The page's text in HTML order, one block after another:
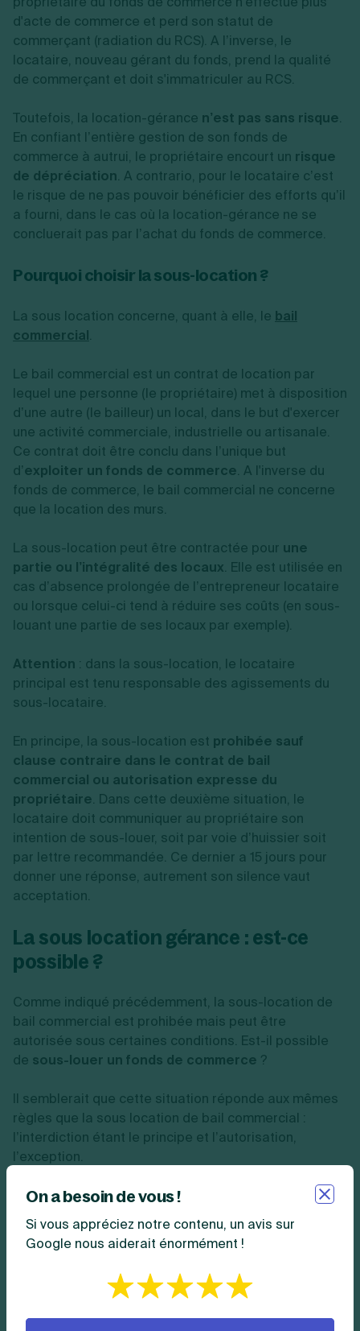
d'acte de commerce et perd son statut de
commerçant (radiation du RCS). A l’inverse, le
locataire, nouveau gérant du fonds, prend la qualité
de commerçant et doit s'immatriculer au RCS.
Toutefois, la location-gérance n’est pas sans risque.
En confiant l’entière gestion de son fonds de
commerce à autrui, le propriétaire encourt un risque
de dépréciation. A contrario, pour le locataire c’est
le risque de ne pas pouvoir bénéficier des efforts qu’il
a fourni, dans le cas où la location-gérance ne se
concluerait pas par l’achat du fonds de commerce.
Pourquoi choisir la sous-location ?
La sous location concerne, quant à elle, le bail
commercial.
Le bail commercial est un contrat de location par
lequel une personne (le propriétaire) met à disposition
d’une autre (le bailleur) un local, dans le but d'exercer
une activité commerciale, industrielle ou artisanale.
Ce contrat doit être conclu dans l’unique but
d’exploiter un fonds de commerce. A l'inverse du
fonds de commerce, le bail commercial ne concerne
que la location des murs.
La sous-location peut être contractée pour une
partie ou l’intégralité des locaux. Elle est utilisée en
cas d’absence prolongée de l’entrepreneur locataire
ou lorsque celui-ci tend à réduire ses coûts (en sous-
louant une partie de ses locaux par exemple).
Attention : dans la sous-location, le locataire
principal est tenu responsable des agissements du
sous-locataire.
En principe, la sous-location est prohibée sauf
clause contraire dans le contrat de bail
commercial ou autorisation expresse du
propriétaire. Dans cette deuxième situation, le
locataire doit communiquer au propriétaire son
intention de sous-louer, soit par voie d’huissier soit
par lettre recommandée. Ce dernier a 15 jours pour
donner une réponse, autrement son silence vaut
acceptation.
La sous location gérance : est-ce
possible ?
Comme indiqué précédemment, la sous-location de
bail commercial est prohibée mais peut être
autorisée sous certaines conditions. Est-il possible
de sous-louer un fonds de commerce ?
Il semblerait que cette situation réponde aux mêmes
règles que la sous location de bail commercial :
l’interdiction étant le principe et l’autorisation,
l’exception.
Toutefois, le locataire-gérant a de nombreuses
comme :
exploiter le fonds conformément à sa destination
(c’est-à-dire pour la même activité) ;
On a besoin de vous !
Si vous appréciez notre contenu, un avis sur
Google nous aiderait énormément !